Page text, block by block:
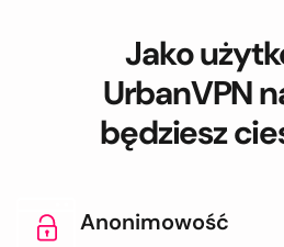
Jako
UrbanVPN
będziesz
Anonimowość